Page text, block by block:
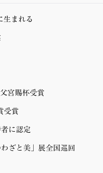
生まれる
宮賜杯受賞
受賞
に認定
ざと美」展全国巡回